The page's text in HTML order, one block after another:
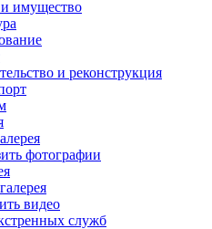
имущество
и реконструкция
фотографии
видео
служб